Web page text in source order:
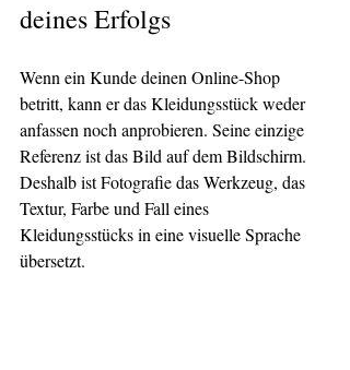
deines Erfolgs
Wenn ein Kunde deinen Online-Shop
betritt, kann er das Kleidungsstück weder
anfassen noch anprobieren. Seine einzige
Referenz ist das Bild auf dem Bildschirm.
Deshalb ist Fotografie das Werkzeug, das
Textur, Farbe und Fall eines
Kleidungsstücks in eine visuelle Sprache
übersetzt.